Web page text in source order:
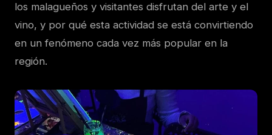
los malagueños y visitantes disfrutan del arte y el
vino, y por qué esta actividad se está convirtiendo
en un fenómeno cada vez más popular en la
región.